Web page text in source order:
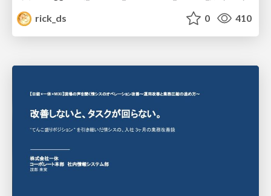
rick_ds
0 410